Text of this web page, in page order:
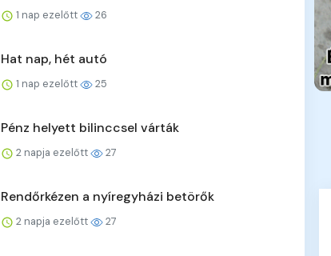
1 nap ezelőtt 26
Hat nap, hét autó
1 nap ezelőtt 25
Pénz helyett bilinccsel várták
2 napja ezelőtt 27
Rendőrkézen a nyíregyházi betörők
2 napja ezelőtt 27